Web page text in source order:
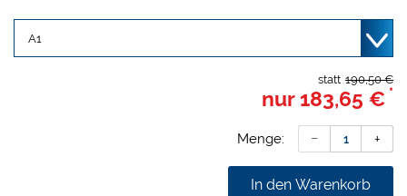
190,50 €
statt
nur 183,65 € *
Menge:
In den Warenkorb